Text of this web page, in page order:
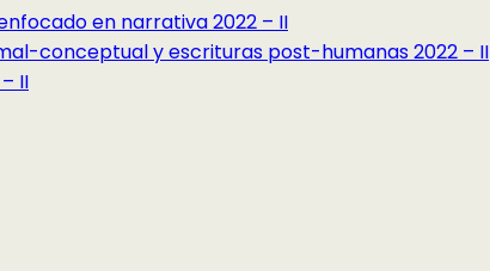
en narrativa 2022 – II
conceptual y escrituras post-humanas 2022 – II
II